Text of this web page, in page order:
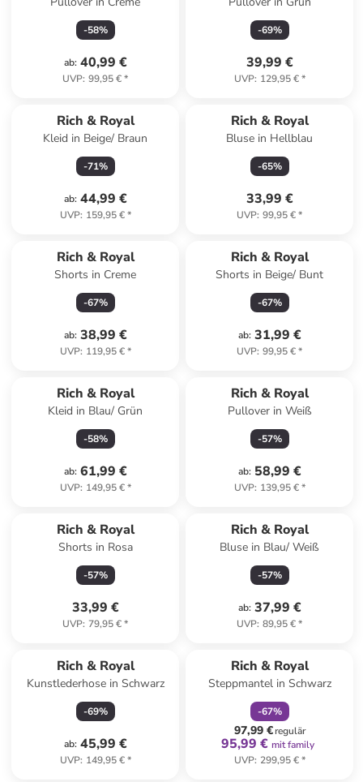
-58%
ab: 40,99 €
UVP: 99,95 €*
-69%
39,99 €
UVP: 129,95 €*
Rich & Royal
Kleid in Beige/ Braun
-71%
ab: 44,99 €
UVP: 159,95 €*
Rich & Royal
Bluse in Hellblau
-65%
33,99 €
UVP: 99,95 €*
Rich & Royal
Shorts in Creme
-67%
ab: 38,99 €
UVP: 119,95 €*
Rich & Royal
Shorts in Beige/ Bunt
-67%
ab: 31,99 €
UVP: 99,95 €*
Rich & Royal
Kleid in Blau/ Grün
-58%
ab: 61,99 €
UVP: 149,95 €*
Rich & Royal
Pullover in Weiß
-57%
ab: 58,99 €
UVP: 139,95 €*
Rich & Royal
Shorts in Rosa
-57%
33,99 €
UVP: 79,95 €*
Rich & Royal
Bluse in Blau/ Weiß
-57%
ab: 37,99 €
UVP: 89,95 €*
Rich & Royal
Kunstlederhose in Schwarz
-69%
ab: 45,99 €
UVP: 149,95 €*
Rich & Royal
Steppmantel in Schwarz
-67%
97,99 €regulär
95,99 € mit family
UVP: 299,95 €*